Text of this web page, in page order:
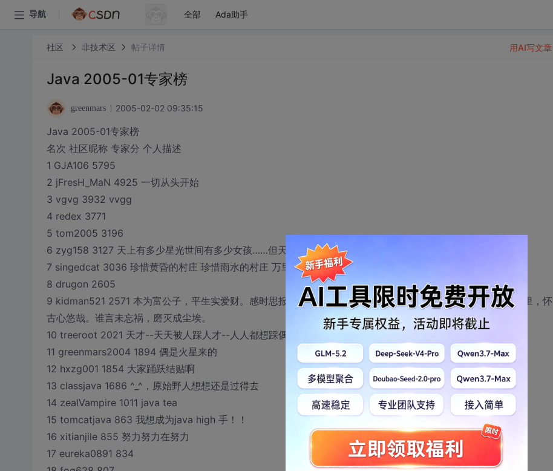
导航 全部 Ada助手
社区 非技术区 帖子详情
Java 2005-01专家榜
greenmars 2005-02-02 09:35:15
Java 2005-01专家榜
名次 社区昵称 专家分 个人描述
1 GJA106 5795
2 jFresH_MaN 4925 一切从头开始
3 vgvg 3932 vvgg
4 redex 3771
5 tom2005 3196
6 zyg158 3127 天上有多少星光世间有多少女孩……但天上只有一个月亮世间只有一个你!
7 singedcat 3036 珍惜黄昏的村庄 珍惜雨水的村庄 万里无云如同我永恒的悲伤
8 drugon 2605
9 kidman521 2571 本为富公子，平生实爱财。感时思报国，拔剑起蒿莱。西驰丁零 塞，北上单于台。登山见千里，怀
古心悠哉。谁言未忘祸，磨灭成尘埃。
10 treeroot 2021 天才--天天被人踩人才--人人都想踩偶像--和偶一点都不像歌迷--不会唱歌却着迷
11 greenmars2004 1894 偶是火星来的
12 hxzg001 1854 大家踊跃结贴啊
13 classjava 1686 ^_^，原始野人想想还是过得去
14 zealVampire 1011 java tea
15 tomcatjava 863 我想成为java high 手！！
16 xitianjile 855 努力努力在努力
17 eureka0891 834
用AI写文章